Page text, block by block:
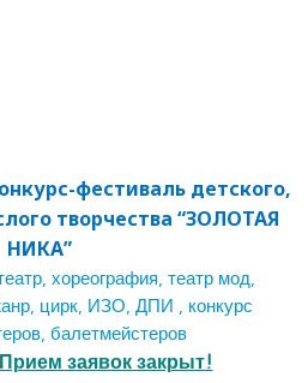
фестиваль детского,
творчества “ЗОЛОТАЯ
НИКА”
хореография, театр мод,
цирк, ИЗО, ДПИ , конкурс
балетмейстеров
заявок закрыт!